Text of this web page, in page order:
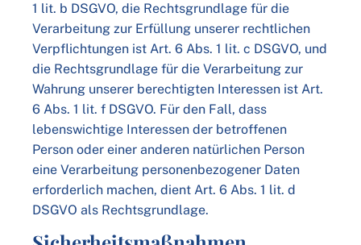
1 lit. b DSGVO, die Rechtsgrundlage für die
Verarbeitung zur Erfüllung unserer rechtlichen
Verpflichtungen ist Art. 6 Abs. 1 lit. c DSGVO, und
die Rechtsgrundlage für die Verarbeitung zur
Wahrung unserer berechtigten Interessen ist Art.
6 Abs. 1 lit. f DSGVO. Für den Fall, dass
lebenswichtige Interessen der betroffenen
Person oder einer anderen natürlichen Person
eine Verarbeitung personenbezogener Daten
erforderlich machen, dient Art. 6 Abs. 1 lit. d
DSGVO als Rechtsgrundlage.